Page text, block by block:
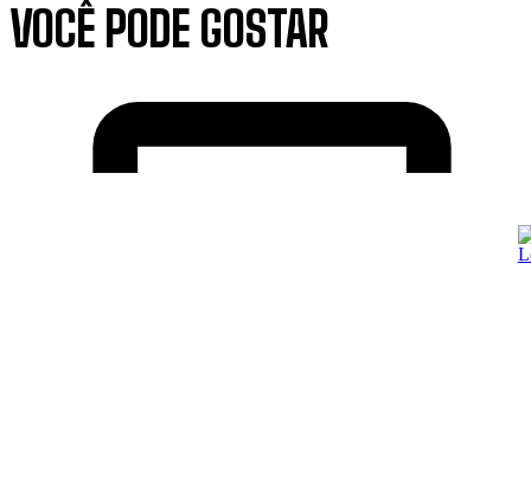
VOCÊ PODE GOSTAR